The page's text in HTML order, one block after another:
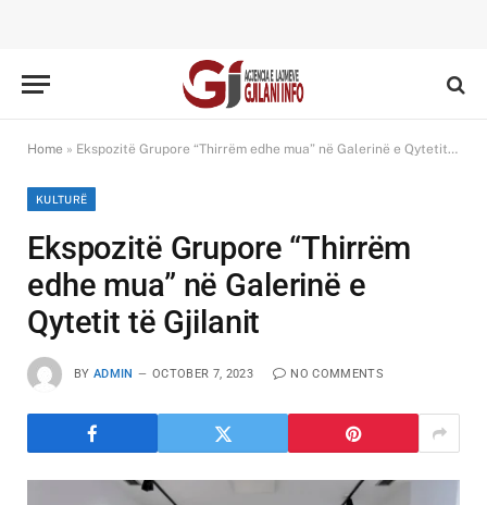
Home » Ekspozitë Grupore “Thirrëm edhe mua” në Galerinë e Qytetit të Gjilanit
KULTURË
Ekspozitë Grupore “Thirrëm
edhe mua” në Galerinë e
Qytetit të Gjilanit
BY ADMIN OCTOBER 7, 2023 NO COMMENTS